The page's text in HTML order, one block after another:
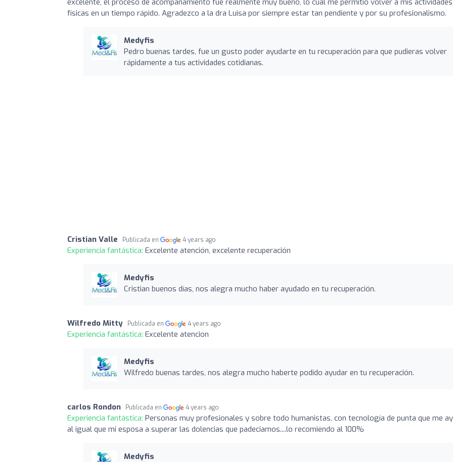
excelente, el proceso de acompañamiento fue realmente muy bueno, lo cual me permitió volver a mis actividades
físicas en un tiempo rápido. Agradezco a la dra Luisa por siempre estar tan pendiente y por su profesionalismo.
Medyfis
Pedro buenas tardes, fue un gusto poder ayudarte en tu recuperación para que pudieras volver
rápidamente a tus actividades cotidianas.
Cristian Valle Publicada en 4 years ago
Experiencia fantástica: Excelente atención, excelente recuperación
Medyfis
Cristian buenos días, nos alegra mucho haber ayudado en tu recuperación.
Wilfredo Mitty Publicada en 4 years ago
Experiencia fantástica: Excelente atencion
Medyfis
Wilfredo buenas tardes, nos alegra mucho haberte podido ayudar en tu recuperación.
carlos Rondon Publicada en 4 years ago
Experiencia fantástica: Personas muy profesionales y sobre todo humanistas, con tecnología de punta que me
al igual que mi esposa a superar las dolencias que padeciamos....lo recomiendo al 100%
Medyfis